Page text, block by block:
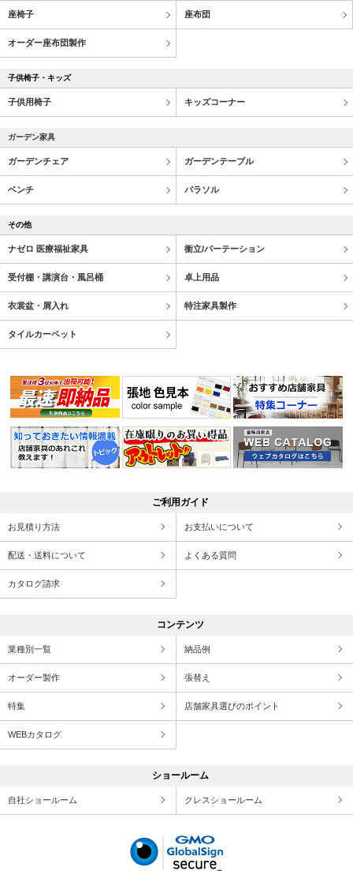
座椅子 座布団
オーダー座布団製作
子供椅子・キッズ
子供用椅子 キッズコーナー
ガーデン家具
ガーデンチェア ガーデンテーブル
ベンチ パラソル
その他
ナゼロ 医療福祉家具 衝立/パーテーション
受付棚・講演台・風呂桶 卓上用品
衣裳盆・屑入れ 特注家具製作
タイルカーペット
ご利用ガイド
お見積り方法 お支払いについて
配送・送料について よくある質問
カタログ請求
コンテンツ
業種別一覧 納品例
オーダー製作 張替え
特集 店舗家具選びのポイント
WEBカタログ
ショールーム
自社ショールーム クレスショールーム